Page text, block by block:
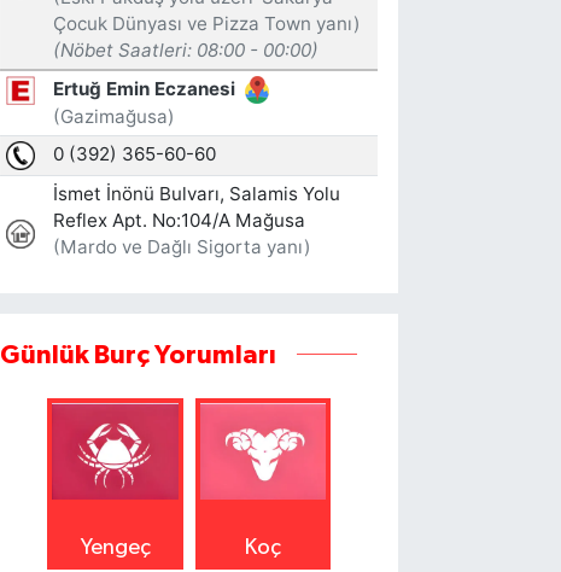
Günlük Burç Yorumları
Yengeç Koç